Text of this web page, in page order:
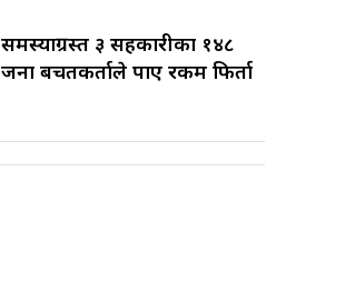
समस्याग्रस्त ३ सहकारीका १४८
जना बचतकर्ताले पाए रकम फिर्ता